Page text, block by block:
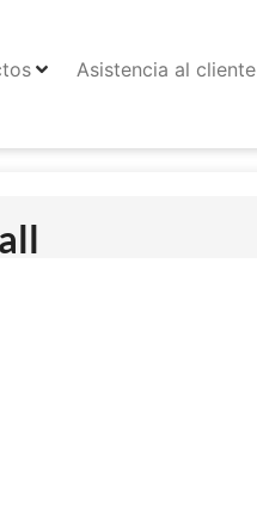
Asistencia al cliente